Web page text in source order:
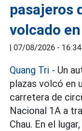
pasajeros
volcado
| 07/08/2026 - 16:34
Quang Tri - Un
plazas volcó en
carretera de
Nacional 1A a
Chau. En el